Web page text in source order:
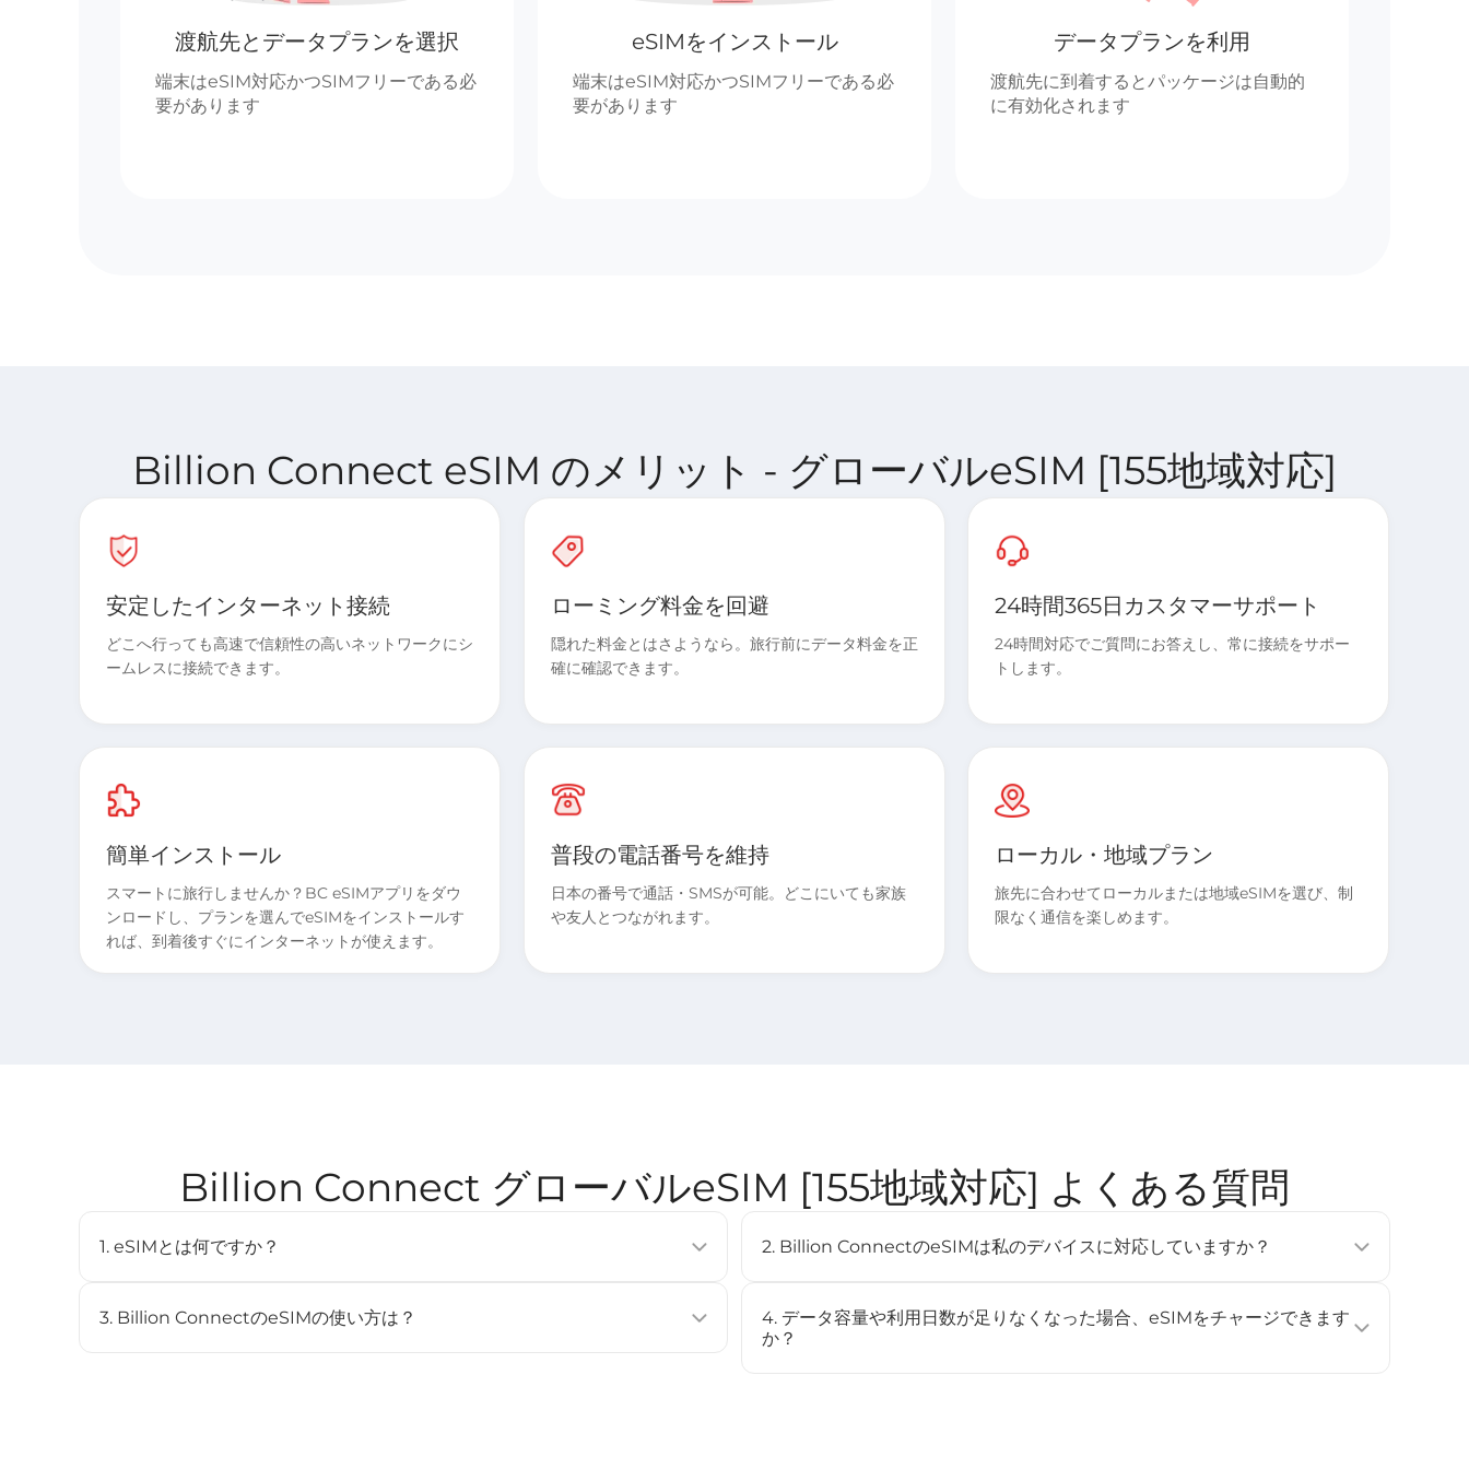
渡航先とデータプランを選択
端末はeSIM対応かつSIMフリーである必
要があります
eSIMをインストール
端末はeSIM対応かつSIMフリーである必
要があります
データプランを利用
渡航先に到着するとパッケージは自動的
に有効化されます
Billion Connect eSIM のメリット - グローバルeSIM [155地域対応]
安定したインターネット接続
どこへ行っても高速で信頼性の高いネットワークにシ
ームレスに接続できます。
ローミング料金を回避
隠れた料金とはさようなら。旅行前にデータ料金を正
確に確認できます。
24時間365日カスタマーサポート
24時間対応でご質問にお答えし、常に接続をサポー
トします。
簡単インストール
スマートに旅行しませんか？BC eSIMアプリをダウ
ンロードし、プランを選んでeSIMをインストールす
れば、到着後すぐにインターネットが使えます。
普段の電話番号を維持
日本の番号で通話・SMSが可能。どこにいても家族
や友人とつながれます。
ローカル・地域プラン
旅先に合わせてローカルまたは地域eSIMを選び、制
限なく通信を楽しめます。
Billion Connect グローバルeSIM [155地域対応] よくある質問
1. eSIMとは何ですか？
デジタルSIMです。対応デバイスに内蔵されており、複数のプロファイルを保存するこ
3. Billion ConnectのeSIMの使い方は？
2. Billion ConnectのeSIMは私のデバイスに対応していますか？
（例：iPhone XS以降、Google Pixel 3以降、Samsung Galaxy S20以降）。詳しくは
[対応デバイス ]ページをご確認ください。
4. データ容量や利用日数が足りなくなった場合、eSIMをチャージできます
か？